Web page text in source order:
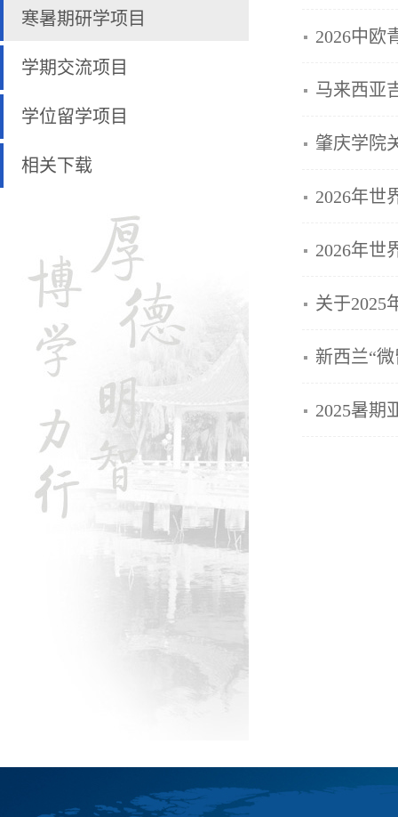
寒暑期研学项目
学期交流项目
学位留学项目
相关下载
2026中欧
马来西亚
肇庆学院
2026年世
2026年世
关于2025
新西兰“
2025暑期